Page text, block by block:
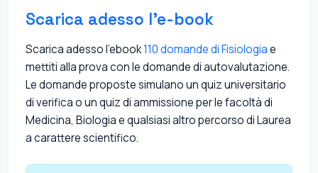
Scarica adesso l'e-book
Scarica adesso l'ebook110 domande di Fisiologiae
mettiti alla prova con le domande di autovalutazione.
Le domande proposte simulano un quiz universitario
di verifica o un quiz di ammissione per le facoltà di
Medicina, Biologia e qualsiasi altro percorso di Laurea
a carattere scientifico.